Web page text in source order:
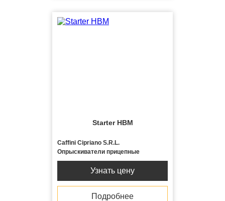
Starter HBM
Caffini Cipriano S.R.L.
Опрыскиватели прицепные
Узнать цену
Подробнее